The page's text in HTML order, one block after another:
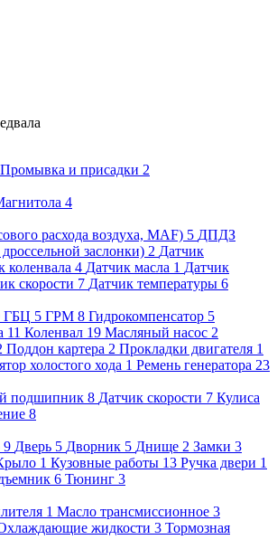
Промывка и присадки 2
4
расхода воздуха, MAF) 5 ДПДЗ
заслонки) 2 Датчик
коленвала 4 Датчик масла 1 Датчик
скорости 7 Датчик температуры 6
ГБЦ 5 ГРМ 8 Гидрокомпенсатор 5
11 Коленвал 19 Масляный насос 2
Поддон картера 2 Прокладки двигателя 1
холостого хода 1 Ремень генератора 23
подшипник 8 Датчик скорости 7 Кулиса
8
9 Дверь 5 Дворник 5 Днище 2 Замки 3
1 Кузовные работы 13 Ручка двери 1
6 Тюнинг 3
1 Масло трансмиссионное 3
жидкости 3 Тормозная